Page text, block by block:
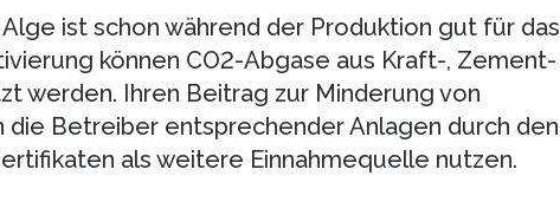
ist schon während der Produktion gut für das
können CO2-Abgase aus Kraft-, Zement-
werden. Ihren Beitrag zur Minderung von
die Betreiber entsprechender Anlagen durch den
als weitere Einnahmequelle nutzen.